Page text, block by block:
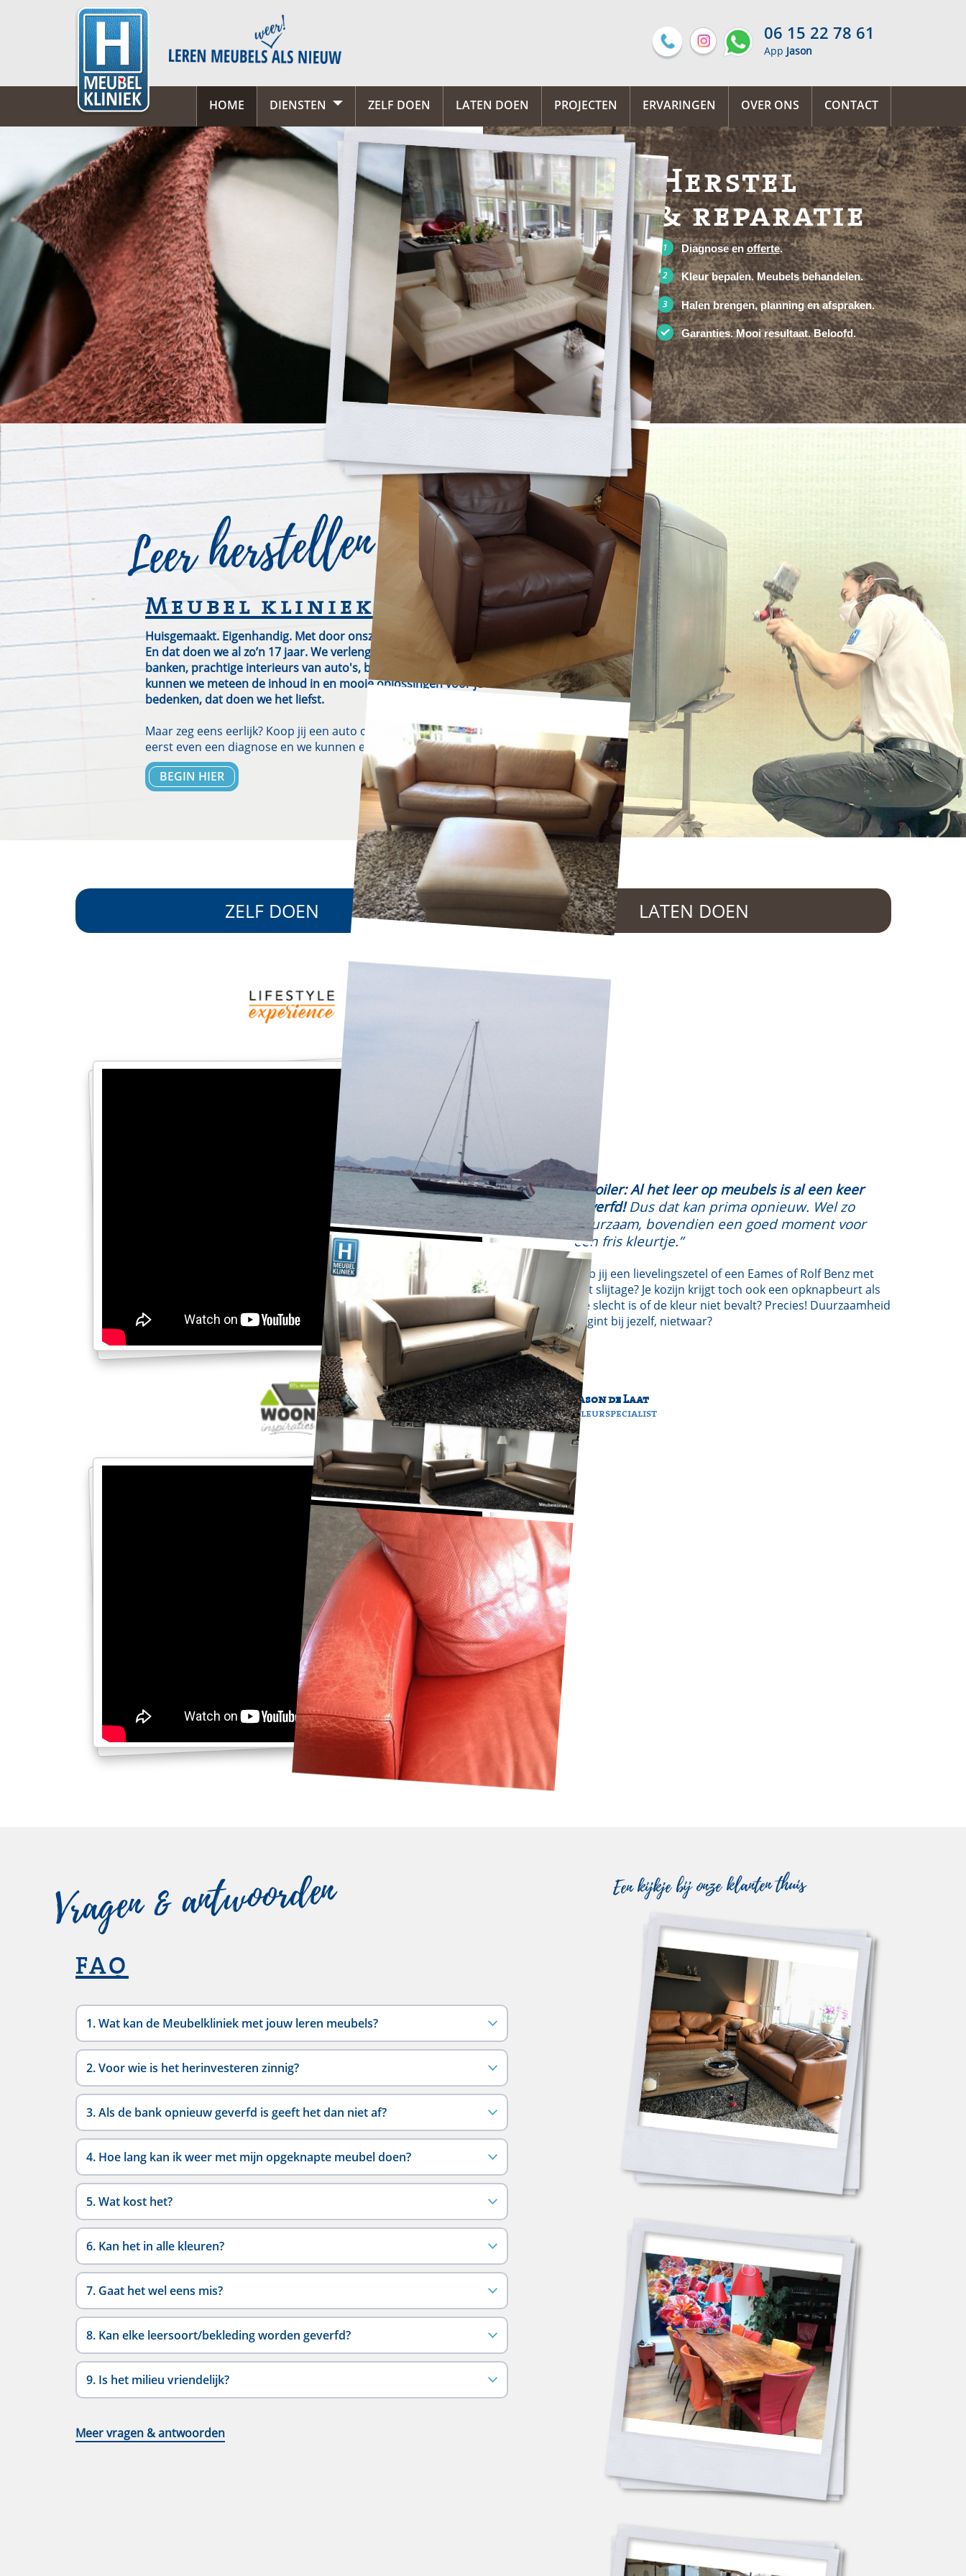
06 15 22 78 61
App Jason
HOME DIENSTEN ZELF DOEN LATEN DOEN PROJECTEN ERVARINGEN OVER ONS CONTACT
Herstel
& reparatie
Diagnose en offerte.
Kleur bepalen. Meubels behandelen.
Halen brengen, planning en afspraken.
Garanties. Mooi resultaat. Beloofd.
Leer herstellen
Meubel kliniek
Huisgemaakt. Eigenhandig. Met door onszelf ontwikkelde producten.
En dat doen we al zo’n 17 jaar. We verlengen levens van lederen design
banken, prachtige interieurs van auto's, boten en kantoren. Tuurlijk
kunnen we meteen de inhoud in en mooie oplossingen voor je leer
bedenken, dat doen we het liefst.
Maar zeg eens eerlijk? Koop jij een auto ongezien? Precies. Daarom
eerst even een diagnose en we kunnen een offerte maken.
BEGIN HIER
ZELF DOEN LATEN DOEN
“Spoiler: Al het leer op meubels is al een keer
geverfd!Dus dat kan prima opnieuw. Wel zo
duurzaam, bovendien een goed moment voor
een fris kleurtje.”
Heb jij een lievelingszetel of een Eames of Rolf Benz met
wat slijtage? Je kozijn krijgt toch ook een opknapbeurt als
die slecht is of de kleur niet bevalt? Precies! Duurzaamheid
begint bij jezelf, nietwaar?
Jason de Laat
kleurspecialist
Vragen & antwoorden
FAQ
1. Wat kan de Meubelkliniek met jouw leren meubels?
2. Voor wie is het herinvesteren zinnig?
3. Als de bank opnieuw geverfd is geeft het dan niet af?
4. Hoe lang kan ik weer met mijn opgeknapte meubel doen?
5. Wat kost het?
6. Kan het in alle kleuren?
7. Gaat het wel eens mis?
8. Kan elke leersoort/bekleding worden geverfd?
9. Is het milieu vriendelijk?
Meer vragen & antwoorden
Een kijkje bij onze klanten thuis